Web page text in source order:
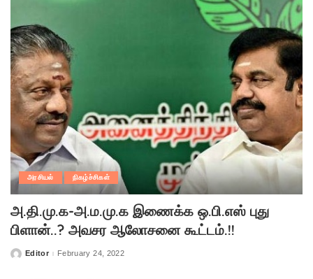
அரசியல் நிகழ்ச்சிகள்
அ.தி.மு.க-அ.ம.மு.க இணைக்க ஒ.பி.எஸ் புது
பிளான்..? அவசர ஆலோசனை கூட்டம்.!!
PostedEditor February 24, 2022